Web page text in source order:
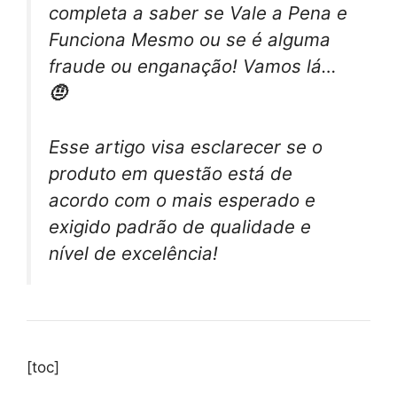
completa a saber se Vale a Pena e
Funciona Mesmo ou se é alguma
fraude ou enganação! Vamos lá…
🤨
Esse artigo visa esclarecer se o
produto em questão está de
acordo com o mais esperado e
exigido padrão de qualidade e
nível de excelência!
[toc]